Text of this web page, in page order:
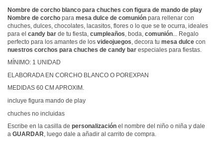
Nombre de corcho blanco para chuches con figura de mando de play
Nombre de corcho para mesa dulce de comunión para rellenar con
chuches, dulces, chocolates, lacasitos, flores o lo que se te ocurra, ideales
para el candy bar de tu fiesta, cumpleaños , boda, comunión ... Regalo
perfecto para los amantes de los videojuegos , decora tu mesa dulce con
nuestros corchos para chuches de candy bar especiales para fiestas.
MÍNIMO: 1 UNIDAD
ELABORADA EN CORCHO BLANCO O POREXPAN
MEDIDAS 60 CM APROXIM.
incluye figura mando de play
chuches no incluidas
Escribe en la casilla de personalización el nombre del niño o niña y dale
a GUARDAR, luego dale a añadir al carrito de compra.